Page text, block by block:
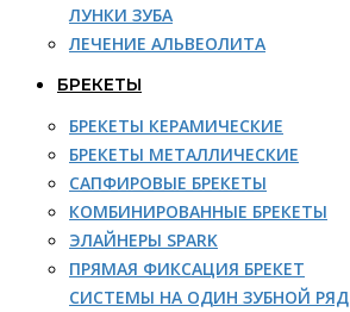
ЛУНКИ ЗУБА
ЛЕЧЕНИЕ АЛЬВЕОЛИТА
БРЕКЕТЫ
БРЕКЕТЫ КЕРАМИЧЕСКИЕ
БРЕКЕТЫ МЕТАЛЛИЧЕСКИЕ
САПФИРОВЫЕ БРЕКЕТЫ
КОМБИНИРОВАННЫЕ БРЕКЕТЫ
ЭЛАЙНЕРЫ SPARK
ПРЯМАЯ ФИКСАЦИЯ БРЕКЕТ
СИСТЕМЫ НА ОДИН ЗУБНОЙ РЯД